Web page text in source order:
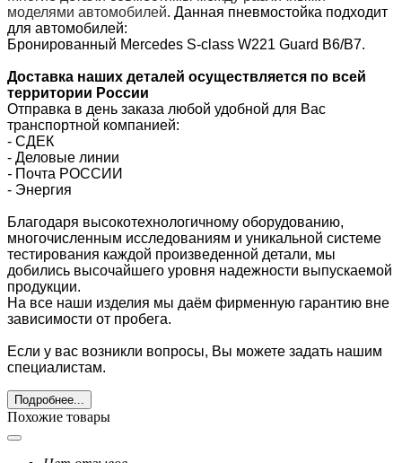
моделями автомобилей. Данная пневмостойка подходит
для автомобилей:
Бронированный Mercedes S-class W221 Guard B6/B7.
Доставка наших деталей осуществляется по всей
территории России
Отправка в день заказа любой удобной для Вас
транспортной компанией:
- СДЕК
- Деловые линии
- Почта РОССИИ
- Энергия
Благодаря высокотехнологичному оборудованию,
многочисленным исследованиям и уникальной системе
тестирования каждой произведенной детали, мы
добились высочайшего уровня надежности выпускаемой
продукции.
На все наши изделия мы даём фирменную гарантию вне
зависимости от пробега.
Если у вас возникли вопросы, Вы можете задать нашим
специалистам.
Подробнее...
Похожие товары